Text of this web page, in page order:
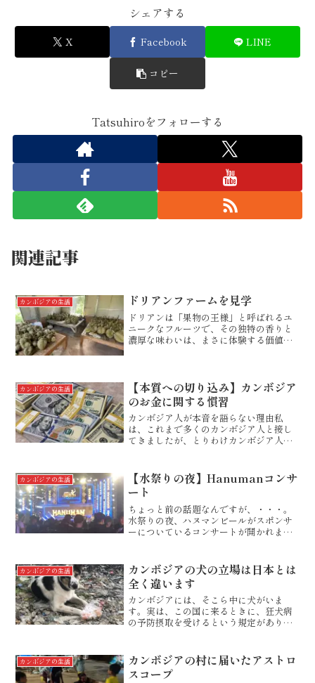
シェアする
X Facebook LINE
コピー
Tatsuhiroをフォローする
関連記事
カンボジアの生活 ドリアンファームを見学
ドリアンは「果物の王様」と呼ばれるユ
ニークなフルーツで、その独特の香りと
濃厚な味わいは、まさに体験する価値の
きましたので、詳しくご説...
カンボジアの生活
【本質への切り込み】カンボジア
のお金に関する慣習
カンボジア人が本音を語らない理由私
は、これまで多くのカンボジア人と接し
てきましたが、とりわけカンボジア人
は、彼らにとって非常にナーバスなこと
であり、場合によっては自らの立場...
カンボジアの生活
【水祭りの夜】Hanumanコンサ
ート
ちょっと前の話題なんですが、・・・。
水祭りの夜、ハヌマンビールがスポンサ
ーについているコンサートが開かれまし
あり、のど越しの良い味です。日本のビ
ールは、苦みだけが先行し...
カンボジアの生活
カンボジアの犬の立場は日本とは
全く違います
カンボジアには、そこら中に犬がいま
す。実は、この国に来るときに、狂犬病
の予防摂取を受けるという規定がありま
命にかかわります。」と言われていたの
で、それがちょっとトラウ...
カンボジアの生活
カンボジアの村に届いたアストロ
スコープ